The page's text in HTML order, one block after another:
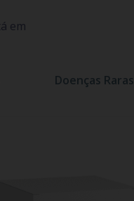
em
Doenças Raras